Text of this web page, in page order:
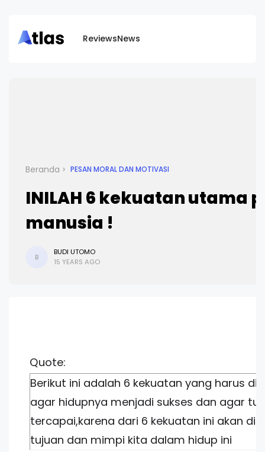
ReviewsNews
Beranda PESAN MORAL DAN MOTIVASI
INILAH 6 kekuatan utama
manusia !
B
BUDI UTOMO
15 YEARS AGO
Quote:
Berikut ini adalah 6 kekuatan yang harus
agar hidupnya menjadi sukses dan agar
tercapai,karena dari 6 kekuatan ini akan
tujuan dan mimpi kita dalam hidup ini